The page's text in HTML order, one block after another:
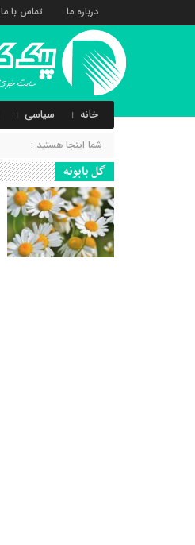
درباره ما تماس با ما
خانه سیاسی
شما اینجا هستید :
گل بابونه
23 اردیبهشت 1404